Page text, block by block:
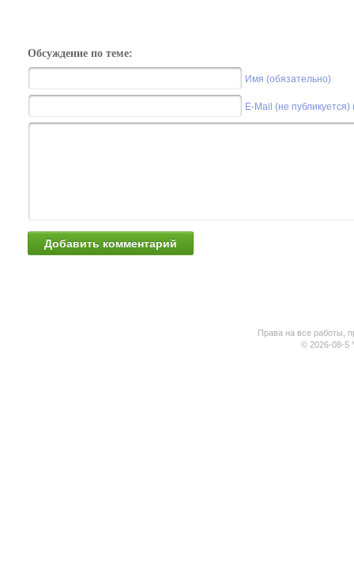
Обсуждение по теме:
Имя (обязательно)
E-Mail (не
Права на все работы,
© 2026-08-5